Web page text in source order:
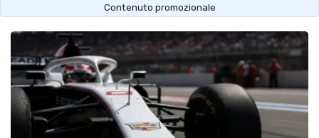
Contenuto promozionale